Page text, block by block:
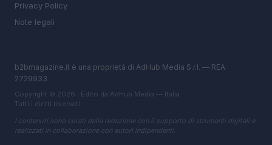
Privacy Policy
Note legali
b2bmagazine.it è una proprietà di AdHub Media S.r.l. — REA
2729933
Copyright © 2026 · Edito da AdHub Media — Italia
Tutti i diritti riservati
I contenuti sono curati dalla redazione con il supporto di strumenti digitali e
realizzati in collaborazione con autori indipendenti.